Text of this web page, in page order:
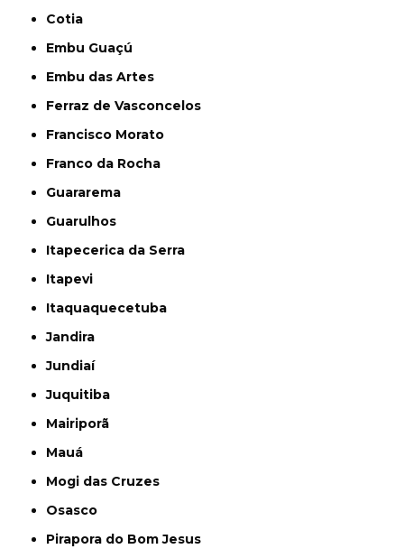
Cotia
Embu Guaçú
Embu das Artes
Ferraz de Vasconcelos
Francisco Morato
Franco da Rocha
Guararema
Guarulhos
Itapecerica da Serra
Itapevi
Itaquaquecetuba
Jandira
Jundiaí
Juquitiba
Mairiporã
Mauá
Mogi das Cruzes
Osasco
Pirapora do Bom Jesus